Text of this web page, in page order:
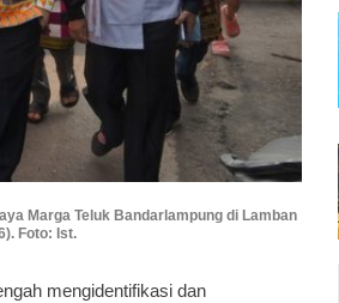
Marga Teluk Bandarlampung di Lamban
Foto: Ist.
mengidentifikasi dan